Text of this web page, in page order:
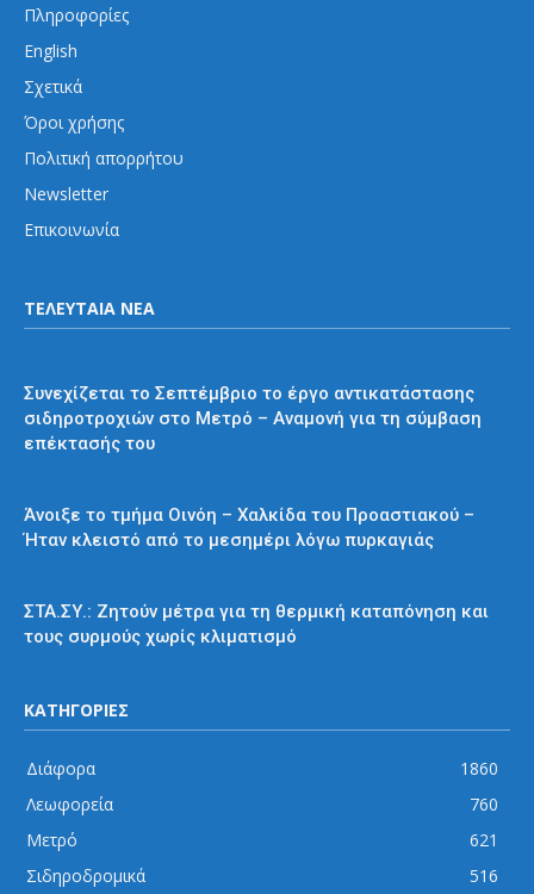
Πληροφορίες
English
Σχετικά
Όροι χρήσης
Πολιτική απορρήτου
Newsletter
Επικοινωνία
ΤΕΛΕΥΤΑΙΑ ΝΕΑ
Συνεχίζεται το Σεπτέμβριο το έργο αντικατάστασης
σιδηροτροχιών στο Μετρό – Αναμονή για τη σύμβαση
επέκτασής του
Άνοιξε το τμήμα Οινόη – Χαλκίδα του Προαστιακού –
Ήταν κλειστό από το μεσημέρι λόγω πυρκαγιάς
ΣΤΑ.ΣΥ.: Ζητούν μέτρα για τη θερμική καταπόνηση και
τους συρμούς χωρίς κλιματισμό
ΚΑΤΗΓΟΡΙΕΣ
Διάφορα
1860
Λεωφορεία
760
Μετρό
621
Σιδηροδρομικά
516